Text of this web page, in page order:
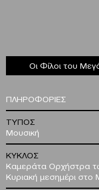
Οι Φίλοι του
ΠΛΗΡΟΦΟΡΙΕΣ
ΤΥΠΟΣ
Μουσική
ΚΥΚΛΟΣ
Καμεράτα Ορχήστρα
Κυριακή μεσημέρι στο